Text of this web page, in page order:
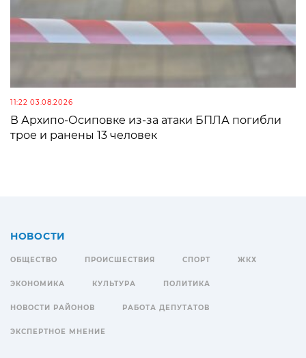
11:22 03.08.2026
В Архипо-Осиповке из-за атаки БПЛА погибли
трое и ранены 13 человек
НОВОСТИ
ОБЩЕСТВО ПРОИСШЕСТВИЯ СПОРТ ЖКХ
ЭКОНОМИКА КУЛЬТУРА ПОЛИТИКА
НОВОСТИ РАЙОНОВ РАБОТА ДЕПУТАТОВ
ЭКСПЕРТНОЕ МНЕНИЕ